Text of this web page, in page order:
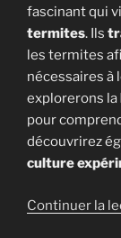
fascinant qui
termites. Ils
les termites
nécessaires à
explorerons la
pour
découvrirez
culture
Continuer la